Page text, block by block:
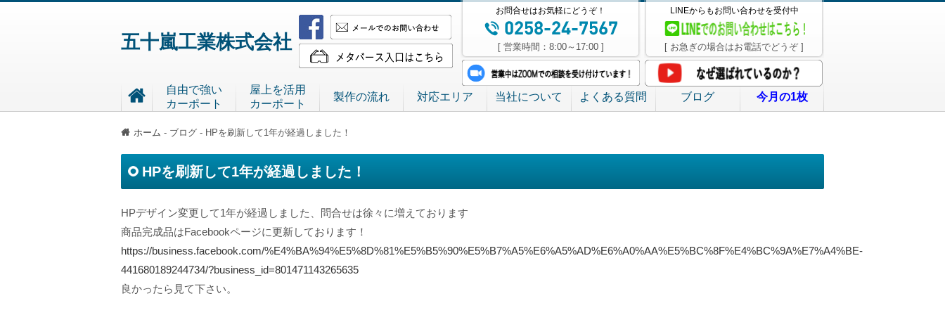
五十嵐工業株式会社
お問合せはお気軽にどうぞ！
[ 営業時間：8:00～17:00 ]
LINEからもお問い合わせを受付中
[ お急ぎの場合はお電話でどうぞ ]
自由で強い
カーポート
屋上を活用
カーポート
製作の流れ 対応エリア 当社について よくある質問 ブログ 今月の1枚
ホーム - ブログ - HPを刷新して1年が経過しました！
HPを刷新して1年が経過しました！
HPデザイン変更して1年が経過しました、問合せは徐々に増えております
商品完成品はFacebookページに更新しております！
https://business.facebook.com/%E4%BA%94%E5%8D%81%E5%B5%90%E5%B7%A5%E6%A5%AD%E6%A0%AA%E5%BC%8F%E4%BC%9A%E7%A4%BE-
441680189244734/?business_id=801471143265635
良かったら見て下さい。